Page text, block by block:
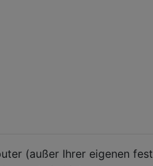
(außer Ihrer eigenen fest